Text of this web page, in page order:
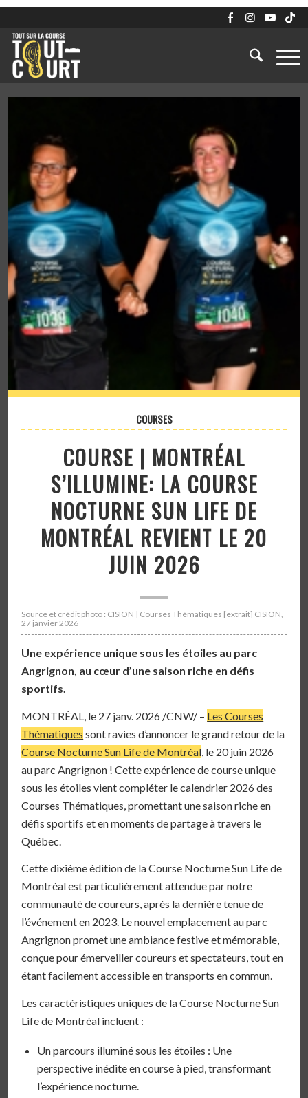
COURSES
COURSE | MONTRÉAL
S’ILLUMINE: LA COURSE
NOCTURNE SUN LIFE DE
MONTRÉAL REVIENT LE 20
JUIN 2026
Source et crédit photo : CISION | Courses Thématiques [extrait] CISION,
27 janvier 2026
Une expérience unique sous les étoiles au parc
Angrignon, au cœur d’une saison riche en défis
sportifs.
MONTRÉAL, le 27 janv. 2026 /CNW/ – Les Courses
Thématiques sont ravies d’annoncer le grand retour de la
Course Nocturne Sun Life de Montréal , le 20 juin 2026
au parc Angrignon ! Cette expérience de course unique
sous les étoiles vient compléter le calendrier 2026 des
Courses Thématiques, promettant une saison riche en
défis sportifs et en moments de partage à travers le
Québec.
Cette dixième édition de la Course Nocturne Sun Life de
Montréal est particulièrement attendue par notre
communauté de coureurs, après la dernière tenue de
l’événement en 2023. Le nouvel emplacement au parc
Angrignon promet une ambiance festive et mémorable,
conçue pour émerveiller coureurs et spectateurs, tout en
étant facilement accessible en transports en commun.
Les caractéristiques uniques de la Course Nocturne Sun
Life de Montréal incluent :
Un parcours illuminé sous les étoiles : Une
perspective inédite en course à pied, transformant
l’expérience nocturne.